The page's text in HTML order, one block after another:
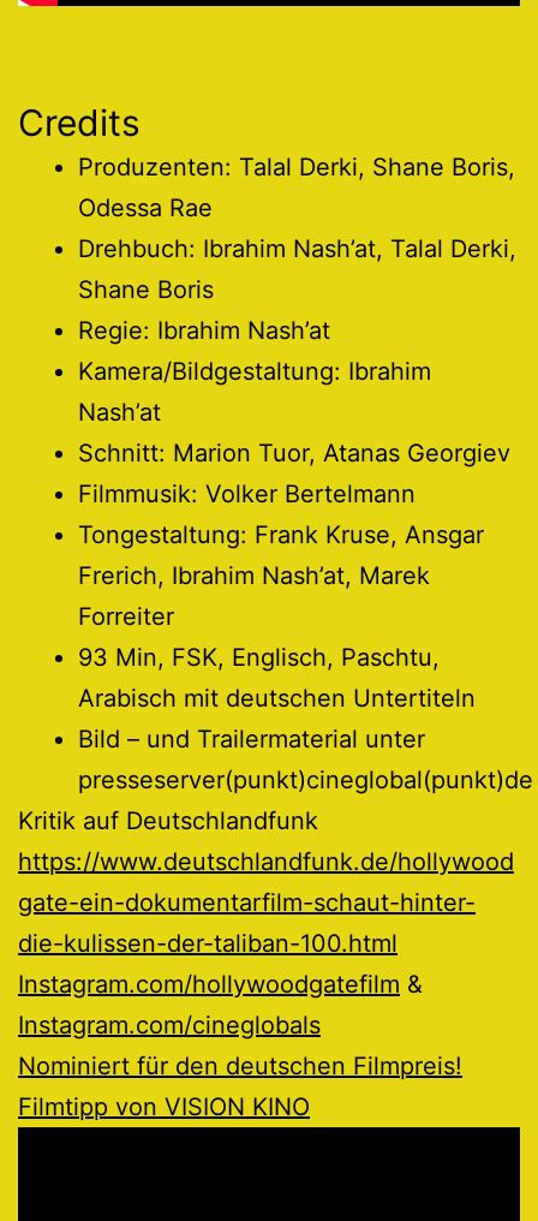
Credits
Produzenten: Talal Derki, Shane Boris,
Odessa Rae
Drehbuch: Ibrahim Nash’at, Talal Derki,
Shane Boris
Regie: Ibrahim Nash’at
Kamera/Bildgestaltung: Ibrahim
Nash’at
Schnitt: Marion Tuor, Atanas Georgiev
Filmmusik: Volker Bertelmann
Tongestaltung: Frank Kruse, Ansgar
Frerich, Ibrahim Nash’at, Marek
Forreiter
93 Min, FSK, Englisch, Paschtu,
Arabisch mit deutschen Untertiteln
Bild – und Trailermaterial unter
presseserver(punkt)cineglobal(punkt)de
Kritik auf Deutschlandfunk
https://www.deutschlandfunk.de/hollywood
gate-ein-dokumentarfilm-schaut-hinter-
die-kulissen-der-taliban-100.html
Instagram.com/hollywoodgatefilm &
Instagram.com/cineglobals
Nominiert für den deutschen Filmpreis!
Filmtipp von VISION KINO